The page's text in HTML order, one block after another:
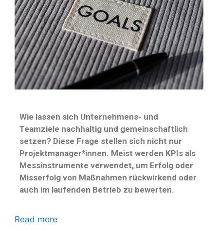
Wie lassen sich Unternehmens- und
Teamziele nachhaltig und gemeinschaftlich
setzen? Diese Frage stellen sich nicht nur
Projektmanager*innen. Meist werden KPIs als
Messinstrumente verwendet, um Erfolg oder
Misserfolg von Maßnahmen rückwirkend oder
auch im laufenden Betrieb zu bewerten.
Read more